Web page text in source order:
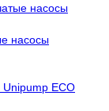
насосы
насосы
ECO